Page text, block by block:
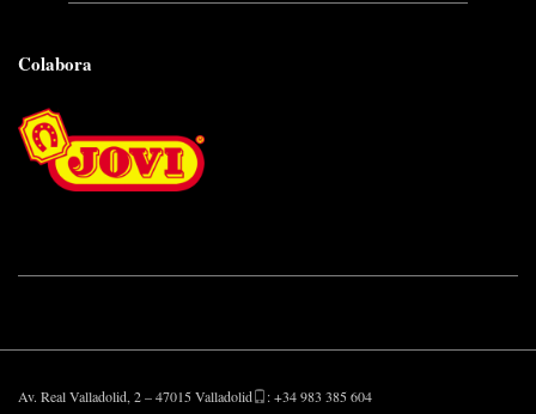
Colabora
Av. Real Valladolid, 2 – 47015 Valladolid : +34 983 385 604